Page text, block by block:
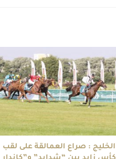
الخليج : صراع العمالقة على لقب